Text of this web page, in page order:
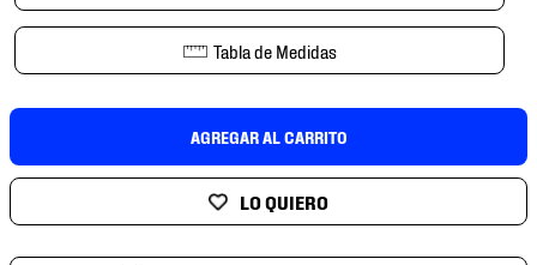
Tabla de Medidas
AGREGAR AL CARRITO